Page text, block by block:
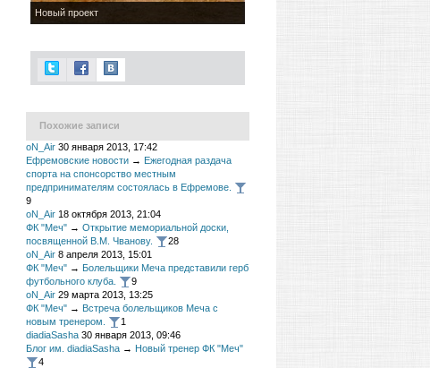
Новый проект
Похожие записи
oN_Air 30 января 2013, 17:42
Ефремовские новости → Ежегодная раздача
спорта на спонсорство местным
предпринимателям состоялась в Ефремове.
9
oN_Air 18 октября 2013, 21:04
ФК "Меч" → Открытие мемориальной доски,
посвященной В.М. Чванову.
28
oN_Air 8 апреля 2013, 15:01
ФК "Меч" → Болельщики Меча представили герб
футбольного клуба.
9
oN_Air 29 марта 2013, 13:25
ФК "Меч" → Встреча болельщиков Меча с
новым тренером.
1
diadiaSasha 30 января 2013, 09:46
Блог им. diadiaSasha → Новый тренер ФК "Меч"
4